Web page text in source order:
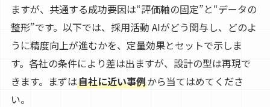
ますが、共通する成功要因は“評価軸の固定”と“データの
整形”です。以下では、採用活動 AIがどう関与し、どのよ
うに精度向上が進むかを、定量効果とセットで示しま
す。各社の条件により差は出ますが、設計の型は再現で
きます。まずは自社に近い事例から当てはめてくださ
い。